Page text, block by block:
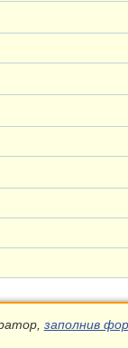
заполнив